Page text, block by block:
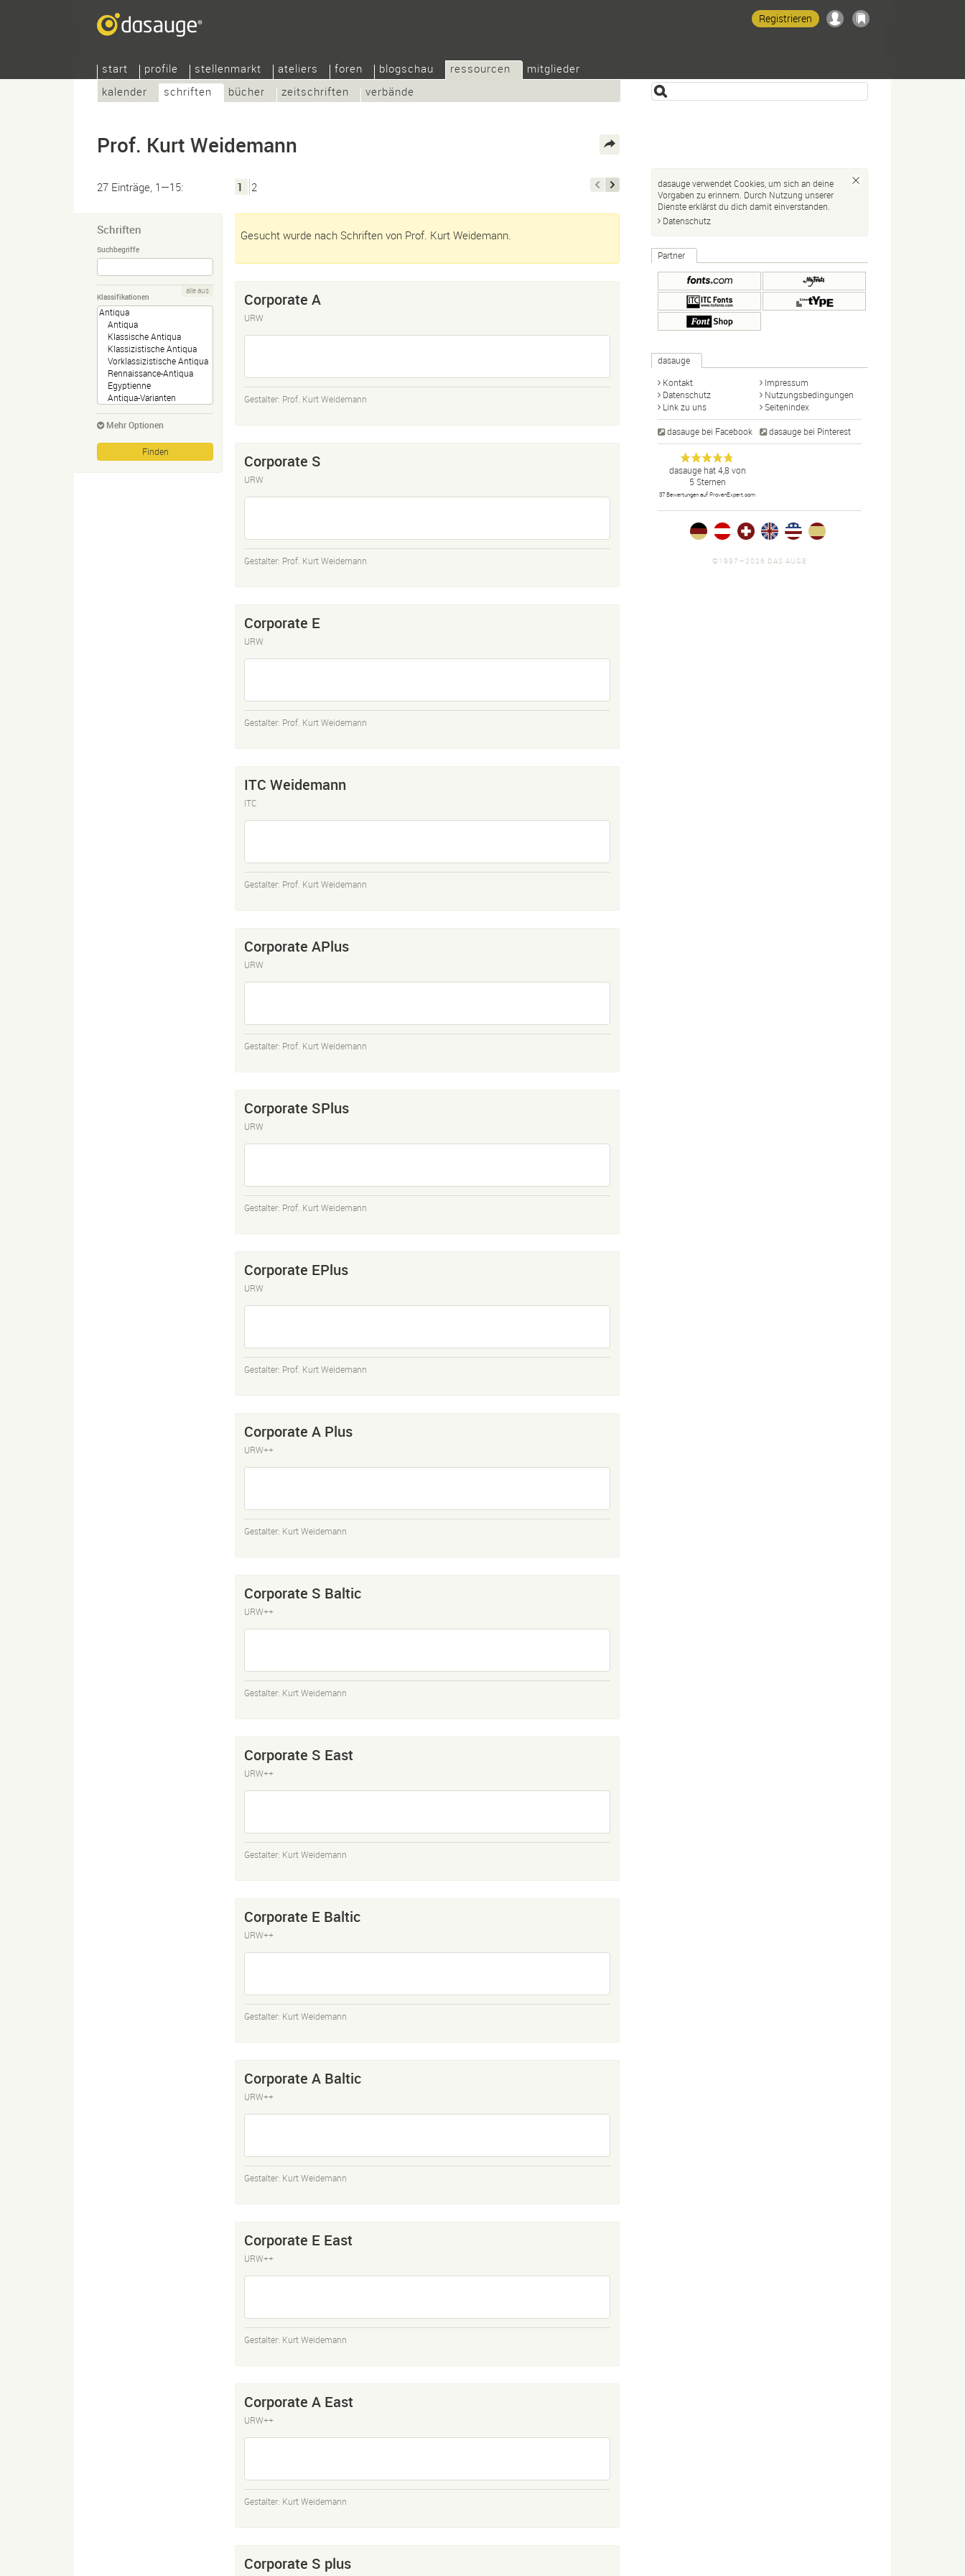
start profile stellenmarkt ateliers foren blogschau
ressourcen
kalender
schriften bücher zeitschriften verbände
mitglieder
Registrieren
Prof. Kurt Weidemann
27 Einträge, 1—15: 1 2
Schriften
Suchbegriffe
Klassifikationen
alle aus
Mehr Optionen
Gesucht wurde nach Schriften von Prof. Kurt Weidemann.
Corporate A
URW
Gestalter: Prof. Kurt Weidemann
Corporate S
URW
Gestalter: Prof. Kurt Weidemann
Corporate E
URW
Gestalter: Prof. Kurt Weidemann
ITC Weidemann
ITC
Gestalter: Prof. Kurt Weidemann
Corporate APlus
URW
Gestalter: Prof. Kurt Weidemann
Corporate SPlus
URW
Gestalter: Prof. Kurt Weidemann
Corporate EPlus
URW
Gestalter: Prof. Kurt Weidemann
Corporate A Plus
URW++
Gestalter: Kurt Weidemann
Corporate S Baltic
URW++
Gestalter: Kurt Weidemann
Corporate S East
URW++
Gestalter: Kurt Weidemann
Corporate E Baltic
URW++
Gestalter: Kurt Weidemann
Corporate A Baltic
URW++
Gestalter: Kurt Weidemann
Corporate E East
URW++
Gestalter: Kurt Weidemann
Corporate A East
URW++
Gestalter: Kurt Weidemann
Corporate S plus
dasauge verwendet Cookies, um sich an deine
Vorgaben zu erinnern. Durch Nutzung unserer
Dienste erklärst du dich damit einverstanden.
Datenschutz
Partner
dasauge
Kontakt
Impressum
Datenschutz
Nutzungsbedingungen
Link zu uns
Seitenindex
dasauge bei Facebook dasauge bei Pinterest
dasauge
Designer,
Fotografen,
Agenturen,
Portfolios
und Jobs.
Anonym
dasaugehat4,8 von
5 Sternen
37 Bewertungen auf ProvenExpert.com
©1997—2026 DAS AUGE